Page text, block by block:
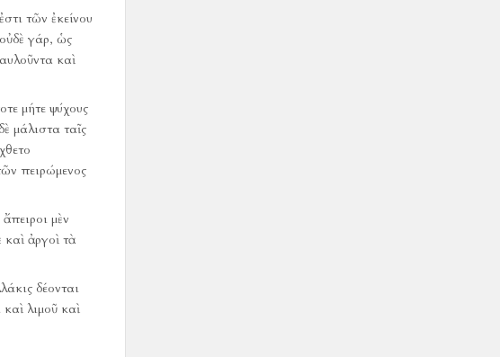
τῶν ἐκείνου
οὐδὲ γάρ, ὡς
καὶ
μήτε ψύχους
μάλιστα ταῖς
πειρώμενος
μὲν
ἀργοὶ τὰ
δέονται
λιμοῦ καὶ